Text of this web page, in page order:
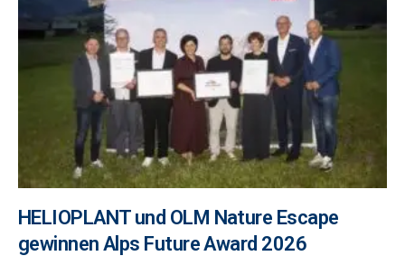
HELIOPLANT und OLM Nature Escape
gewinnen Alps Future Award 2026